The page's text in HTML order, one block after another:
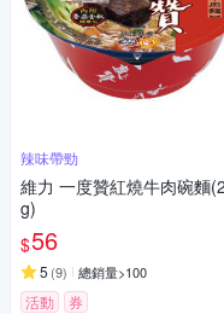
辣味帶勁
維力 一度贊紅燒牛肉碗麵
g)
$56
5 (9) 總銷量>100
活動 券